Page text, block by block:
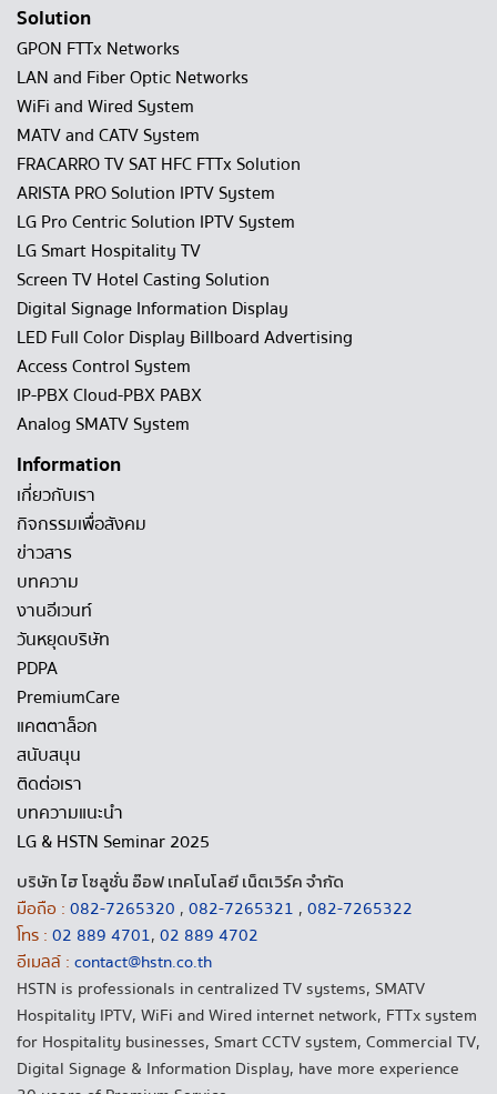
Solution
GPON FTTx Networks
LAN and Fiber Optic Networks
WiFi and Wired System
MATV and CATV System
FRACARRO TV SAT HFC FTTx Solution
ARISTA PRO Solution IPTV System
LG Pro Centric Solution IPTV System
LG Smart Hospitality TV
Screen TV Hotel Casting Solution
Digital Signage Information Display
LED Full Color Display Billboard Advertising
Access Control System
IP-PBX Cloud-PBX PABX
Analog SMATV System
Information
เกี่ยวกับเรา
กิจกรรมเพื่อสังคม
ข่าวสาร
บทความ
งานอีเวนท์
วันหยุดบริษัท
PDPA
PremiumCare
แคตตาล็อก
สนับสนุน
ติดต่อเรา
บทความแนะนำ
LG & HSTN Seminar 2025
บริษัท ไฮ โซลูชั่น อ๊อฟ เทคโนโลยี เน็ตเวิร์ค จำกัด
มือถือ : 082-7265320 , 082-7265321 , 082-7265322
โทร : 02 889 4701, 02 889 4702
อีเมลล์ : contact@hstn.co.th
HSTN is professionals in centralized TV systems, SMATV
Hospitality IPTV, WiFi and Wired internet network, FTTx system
for Hospitality businesses, Smart CCTV system, Commercial TV,
Digital Signage & Information Display, have more experience